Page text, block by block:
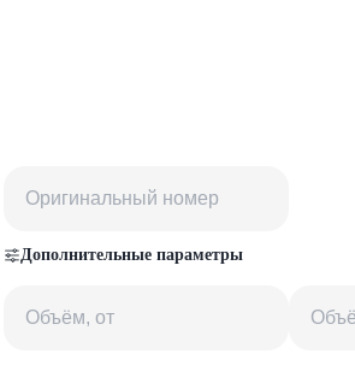
Дополнительные параметры